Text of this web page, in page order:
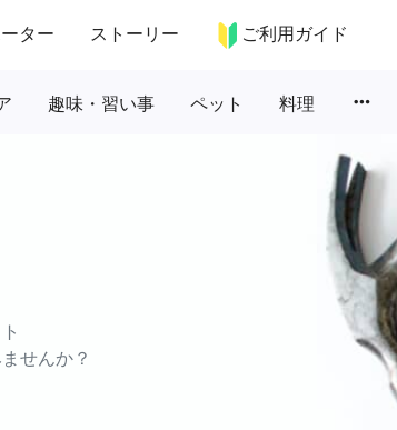
ター ストーリー ご利用ガイド
趣味・習い事 ペット 料理 more_horiz
せんか？